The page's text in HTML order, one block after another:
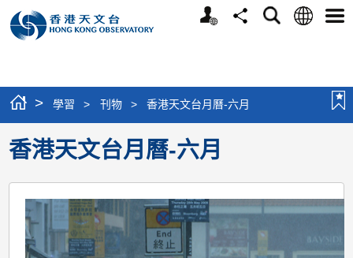
個
分
搜
語
選
> 學習 > 刊物 > 香港天文台月曆-六月
香港天文台月曆-六月